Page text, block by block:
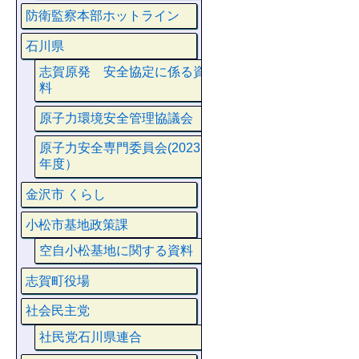
防衛監察本部ホットライン
石川県
志賀原発 安全協定に係る資
料
原子力環境安全管理協議会
原子力安全専門委員会(2023
年度）
金沢市 くらし
小松市基地政策課
空自小松基地に関する資料
志賀町役場
社会民主党
社民党石川県連合